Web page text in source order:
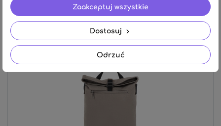
266,00 zł
Odrzuć
Dostosuj
Zaakceptuj wszystkie